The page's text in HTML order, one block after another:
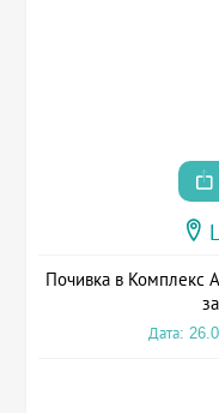
Почивка в Комплекс
Дата: